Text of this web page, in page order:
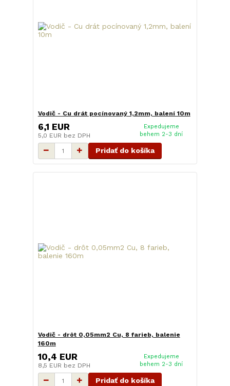
Vodič - Cu drát pocínovaný 1,2mm, balení 10m
6,1 EUR
5,0 EUR bez DPH
Expedujeme
behem 2-3 dní
Pridať do košíka
Vodič - drôt 0,05mm2 Cu, 8 farieb, balenie
160m
10,4 EUR
8,5 EUR bez DPH
Expedujeme
behem 2-3 dní
Pridať do košíka